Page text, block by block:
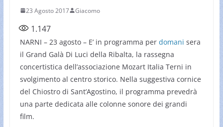
23 Agosto 2017 Giacomo
1.147
NARNI – 23 agosto – E’ in programma per domani sera
il Grand Galà Di Luci della Ribalta, la rassegna
concertistica dell’associazione Mozart Italia Terni in
svolgimento al centro storico. Nella suggestiva cornice
del Chiostro di Sant’Agostino, il programma prevedrà
una parte dedicata alle colonne sonore dei grandi
film.